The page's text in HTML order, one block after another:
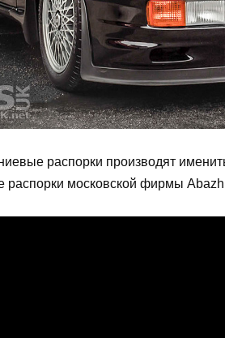
распорки производят
распорки московской фирмы